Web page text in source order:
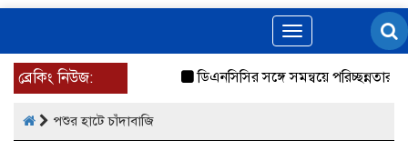
Toggle
navigation
ব্রেকিং নিউজ: ডিএনসিসির সঙ্গে সমন্বয়ে পরিচ্ছন্নতার
পশুর হাটে চাঁদাবাজি